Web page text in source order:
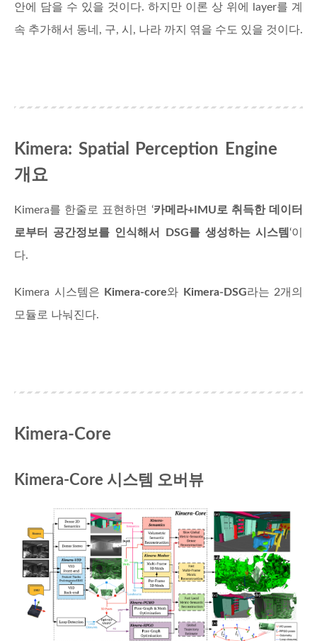
안에 담을 수 있을 것이다. 하지만 이론 상 위에 layer를 계
속 추가해서 동네, 구, 시, 나라 까지 엮을 수도 있을 것이다.
Kimera: Spatial Perception Engine
개요
Kimera를 한줄로 표현하면 ‘카메라+IMU로 취득한 데이터
로부터 공간정보를 인식해서 DSG를 생성하는 시스템 ‘이
다.
Kimera 시스템은 Kimera-core와 Kimera-DSG라는 2개의
모듈로 나눠진다.
Kimera-Core
Kimera-Core 시스템 오버뷰